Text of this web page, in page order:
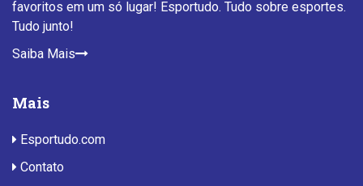
favoritos em um só lugar! Esportudo. Tudo sobre esportes.
Tudo junto!
Saiba Mais
Mais
Esportudo.com
Contato